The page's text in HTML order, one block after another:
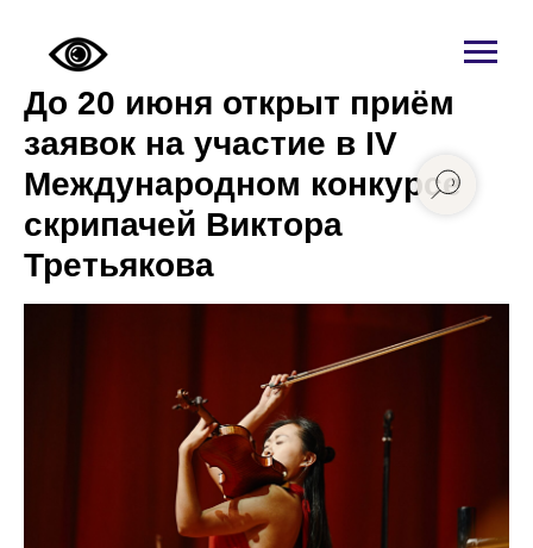
До 20 июня открыт приём
заявок на участие в IV
Международном конкурсе
скрипачей Виктора
Третьякова